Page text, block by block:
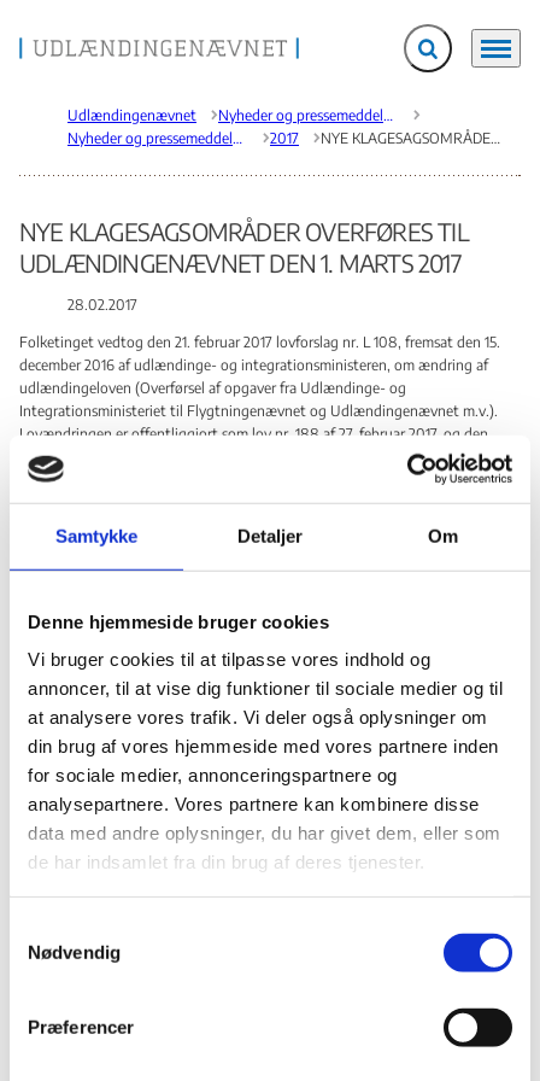
Samtykke Detaljer Om
Denne hjemmeside bruger cookies
Vi bruger cookies til at tilpasse vores indhold og
annoncer, til at vise dig funktioner til sociale medier og til
at analysere vores trafik. Vi deler også oplysninger om
din brug af vores hjemmeside med vores partnere inden
for sociale medier, annonceringspartnere og
analysepartnere. Vores partnere kan kombinere disse
data med andre oplysninger, du har givet dem, eller som
de har indsamlet fra din brug af deres tjenester.
Nødvendig
Præferencer
Gå til forsiden Fold søgefelt ud
Menu
Udlændingenævnet
Nyheder og pressemeddelelser
Nyheder og pressemeddelelser
2017 NYE KLAGESAGSOMRÅDER OVERFØRES TIL UDLÆNDINGENÆVNET DEN 1. MARTS 2017
NYE KLAGESAGSOMRÅDER OVERFØRES TIL
UDLÆNDINGENÆVNET DEN 1. MARTS 2017
28.02.2017
Folketinget vedtog den 21. februar 2017 lovforslag nr. L 108, fremsat den 15.
december 2016 af udlændinge- og integrationsministeren, om ændring af
udlændingeloven (Overførsel af opgaver fra Udlændinge- og
Integrationsministeriet til Flygtningenævnet og Udlændingenævnet m.v.).
Lovændringen er offentliggjort som lov nr. 188 af 27. februar 2017, og den
træder i kraft den 1. marts 2017. Udlændingenævnet er herved blevet tillagt
kompetence til at behandle en række yderligere klagesager. Dette betyder, at
Udlændingenævnet pr. 1. marts 2017 overtager kompetencen som
klageinstans i en række sagstyper, der blandt andet tidligere er blevet
behandlet af Udlændinge- og Integrationsministeriet.
følgende sagsområder, hvor enten Udlændingestyrelsen eller Styrelsen for
- Afgørelser om visum
- Afgørelser vedrørende Associeringsaftalen
- Afgørelser vedrørende Zambrano-dommen
- Afgørelser om identitetsfastlæggelse (dog ikke vedrørende asylansøgere mv.)
- Afgørelser om tilbagerejsetilladelser (dog ikke vedrørende asylansøgere mv.)
- Afgørelser om Laissez-passer (dog ikke vedrørende asylansøgere mv.)
- Afgørelser om motivationsfremmende foranstaltninger vedrørende
økonomiske ydelser, samt
- Afgørelser efter udlændingelovens § 9 e.
afgørelser om betaling af gebyrer truffet af Udlændingestyrelsen eller
Styrelsen for International Rekruttering og Integration efter visse
Dette betyder, at klager over ovennævnte sagstyper fra og med den 1. marts